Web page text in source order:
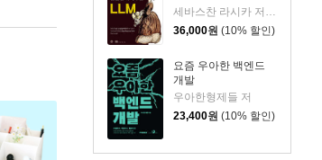
36,000원 (10% 할인)
요즘 우아한 백엔드
개발
우아한형제들 저
23,400원 (10% 할인)